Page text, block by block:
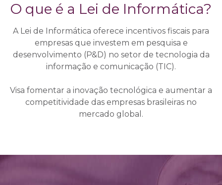
O que é a Lei de Informática?
A Lei de Informática oferece incentivos fiscais para
empresas que investem em pesquisa e
desenvolvimento (P&D) no setor de tecnologia da
informação e comunicação (TIC).
Visa fomentar a inovação tecnológica e aumentar a
competitividade das empresas brasileiras no
mercado global.